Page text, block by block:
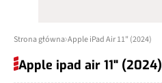
Strona główna Apple iPad Air 11" (2024)
Apple ipad air 11" (2024)